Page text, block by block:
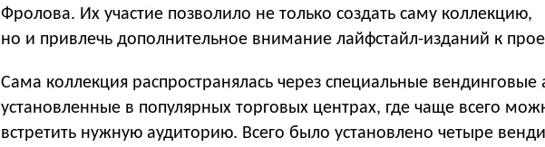
Фролова. Их участие позволило не только создать саму коллекцию,
но и привлечь дополнительное внимание лайфстайл-изданий к
Сама коллекция распространялась через специальные вендинговые
установленные в популярных торговых центрах, где чаще всего
встретить нужную аудиторию. Всего было установлено четыре